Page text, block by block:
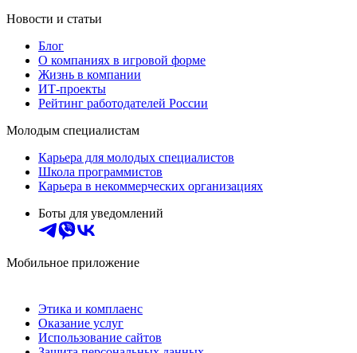
Новости и статьи
Блог
О компаниях в игровой форме
Жизнь в компании
ИТ-проекты
Рейтинг работодателей России
Молодым специалистам
Карьера для молодых специалистов
Школа программистов
Карьера в некоммерческих организациях
Боты для уведомлений
Мобильное приложение
Этика и комплаенс
Оказание услуг
Использование сайтов